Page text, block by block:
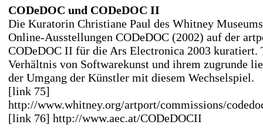
CODeDOC und CODeDOC II
Die Kuratorin Christiane Paul des Whitney
Online-Ausstellungen CODeDOC (2002) auf der
CODeDOC II für die Ars Electronica 2003 kuratiert.
Verhältnis von Softwarekunst und ihrem zugrunde
der Umgang der Künstler mit diesem Wechselspiel.
[link 75]
http://www.whitney.org/artport/commissions/
[link 76] http://www.aec.at/CODeDOCII